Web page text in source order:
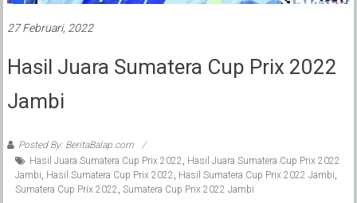
27 Februari, 2022
Hasil Juara Sumatera Cup Prix 2022
Jambi
Posted By: BeritaBalap.com
Hasil Juara Sumatera Cup Prix 2022, Hasil Juara Sumatera Cup Prix 2022
Jambi, Hasil Sumatera Cup Prix 2022, Hasil Sumatera Cup Prix 2022 Jambi,
Sumatera Cup Prix 2022, Sumatera Cup Prix 2022 Jambi